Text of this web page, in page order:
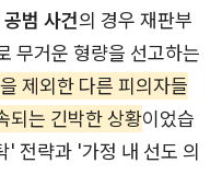
범 사건의 경우 재판부
무거운 형량을 선고하는
제외한 다른 피의자들
되는 긴박한 상황이었습
' 전략과 '가정 내 선도 의